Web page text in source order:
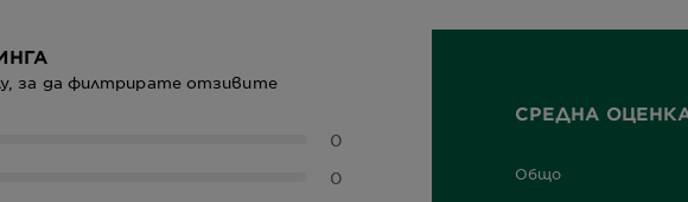
за да филтрирате отзивите
0
0
СРЕДНА
Общо
0,0 out of 5 stars